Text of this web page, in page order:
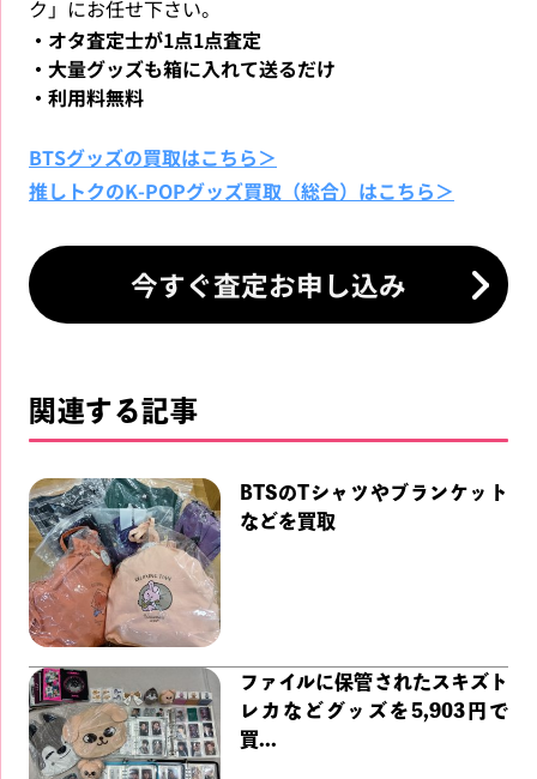
ク」にお任せ下さい。
・オタ査定士が1点1点査定
・大量グッズも箱に入れて送るだけ
・利用料無料
BTSグッズの買取はこちら＞
推しトクのK-POPグッズ買取（総合）はこちら＞
今すぐ査定お申し込み
関連する記事
BTSのTシャツやブランケット
などを買取
ファイルに保管されたスキズト
レカなどグッズを5,903円で
買...